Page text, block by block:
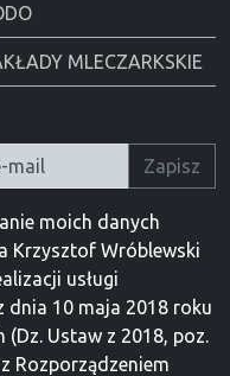
MLECZARKSKIE
Zapisz
moich danych
Krzysztof Wróblewski
usługi
dnia 10 maja 2018 roku
Ustaw z 2018, poz.
Rozporządzeniem